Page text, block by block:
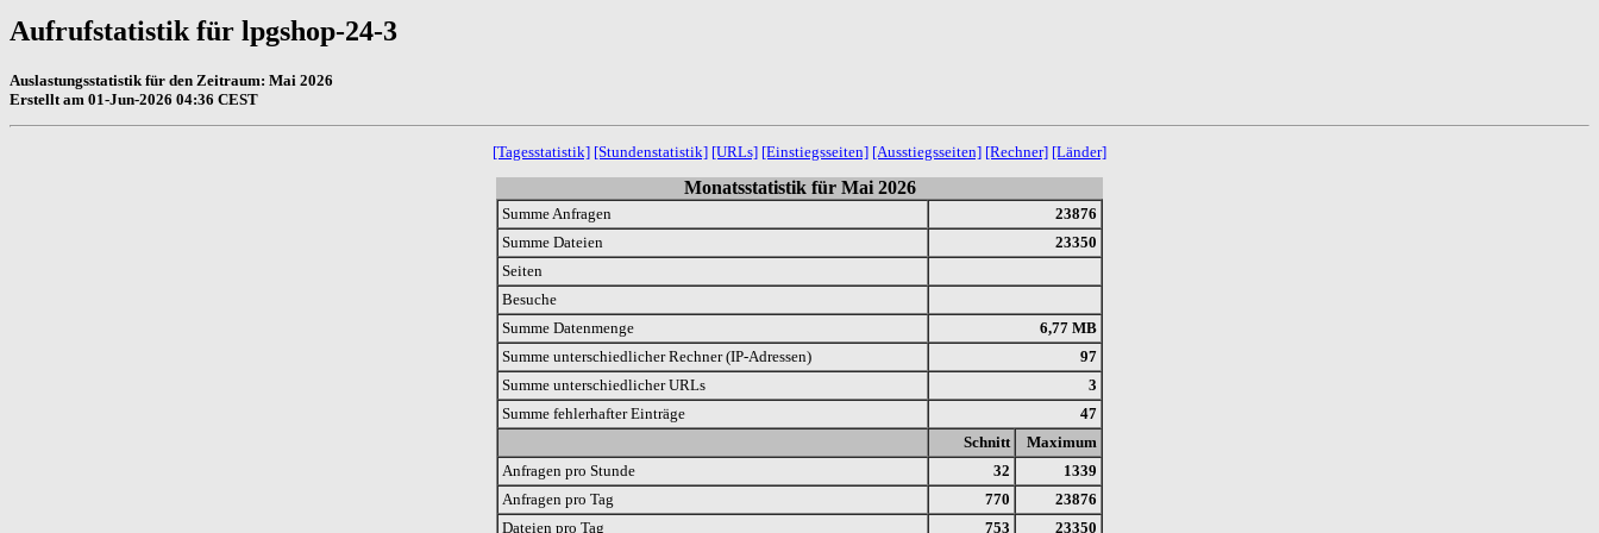
Aufrufstatistik für lpgshop-24-3
Auslastungsstatistik für den Zeitraum: Mai 2026
Erstellt am 01-Jun-2026 04:36 CEST
[Tagesstatistik] [Stundenstatistik] [URLs] [Einstiegsseiten] [Ausstiegsseiten] [Rechner] [Länder]
Monatsstatistik für Mai 2026
Summe Anfragen
23876
Summe Dateien
23350
Seiten
Besuche
Summe Datenmenge
6,77 MB
Summe unterschiedlicher Rechner (IP-Adressen)
97
Summe unterschiedlicher URLs
3
Summe fehlerhafter Einträge
47
Schnitt
Maximum
Anfragen pro Stunde
32
1339
Anfragen pro Tag
770
23876
Dateien pro Tag
753 23350